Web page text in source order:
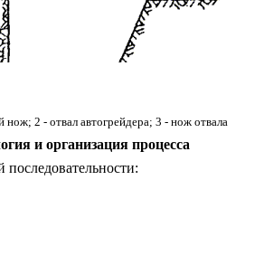
нож; 2 - отвал автогрейдера; 3 - нож отвала
и организация процесса